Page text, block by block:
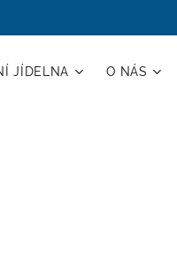
JÍDELNA O NÁS